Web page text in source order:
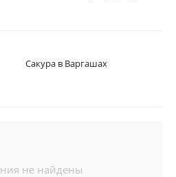
Сакура в Варгашах
не найдены